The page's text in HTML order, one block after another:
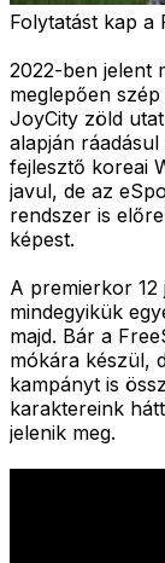
Folytatást kap a
2022-ben jelent
meglepően
JoyCity zöld
alapján
fejlesztő koreai
javul, de az
rendszer is
képest.
A premierkor
mindegyikük
majd. Bár a
mókára készül,
kampányt is
karaktereink
jelenik meg.